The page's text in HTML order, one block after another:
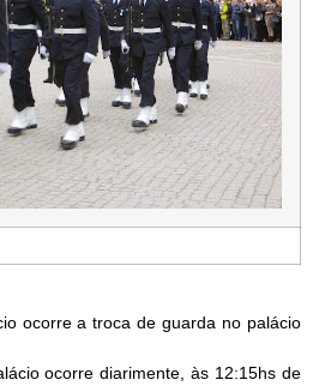
ocorre a troca de guarda no palácio
ocorre diarimente, às 12:15hs de